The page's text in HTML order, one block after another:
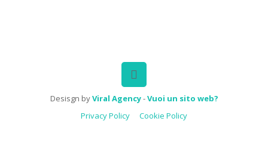
Desisgn byViral Agency-Vuoi un sito web?
Privacy Policy
Cookie Policy